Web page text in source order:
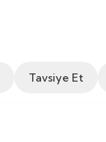
Tavsiye Et